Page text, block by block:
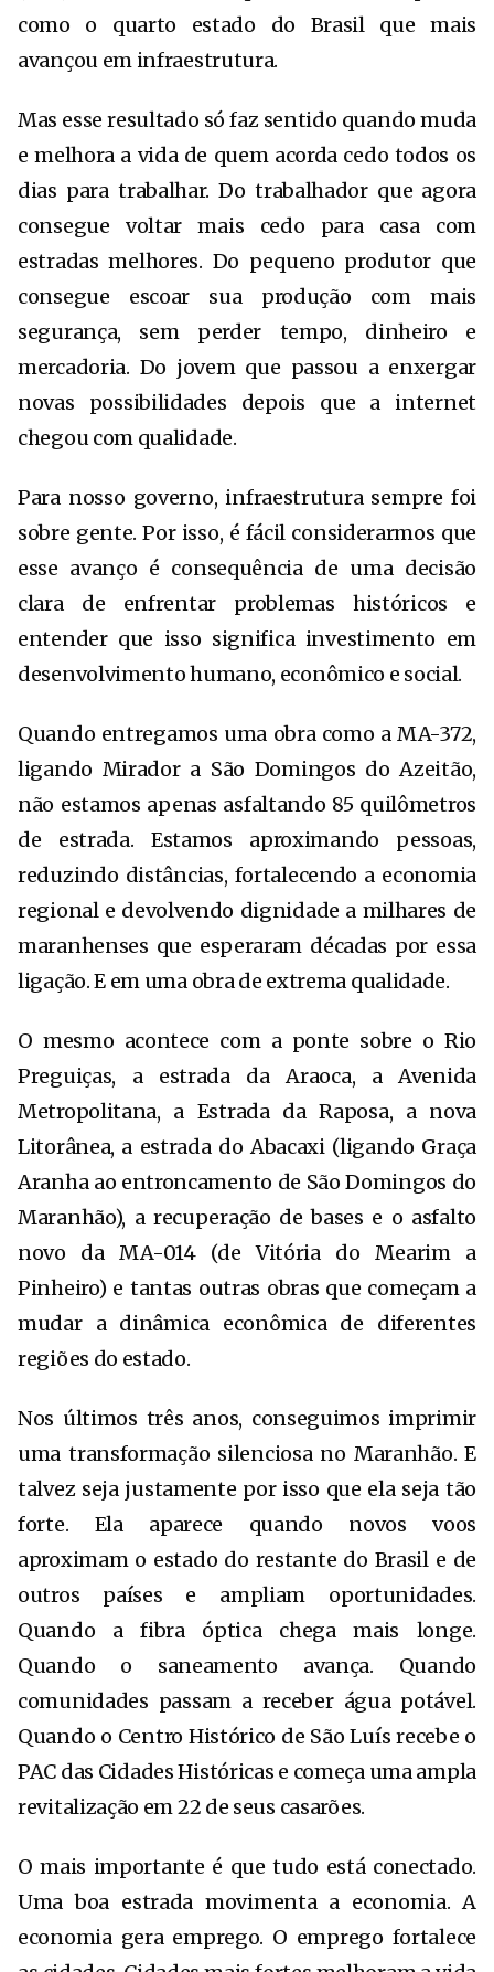
como o quarto estado do Brasil que mais
avançou em infraestrutura.
Mas esse resultado só faz sentido quando muda
e melhora a vida de quem acorda cedo todos os
dias para trabalhar. Do trabalhador que agora
consegue voltar mais cedo para casa com
estradas melhores. Do pequeno produtor que
consegue escoar sua produção com mais
segurança, sem perder tempo, dinheiro e
mercadoria. Do jovem que passou a enxergar
novas possibilidades depois que a internet
chegou com qualidade.
Para nosso governo, infraestrutura sempre foi
sobre gente. Por isso, é fácil considerarmos que
esse avanço é consequência de uma decisão
clara de enfrentar problemas históricos e
entender que isso significa investimento em
desenvolvimento humano, econômico e social.
Quando entregamos uma obra como a MA-372,
ligando Mirador a São Domingos do Azeitão,
não estamos apenas asfaltando 85 quilômetros
de estrada. Estamos aproximando pessoas,
reduzindo distâncias, fortalecendo a economia
regional e devolvendo dignidade a milhares de
maranhenses que esperaram décadas por essa
ligação. E em uma obra de extrema qualidade.
O mesmo acontece com a ponte sobre o Rio
Preguiças, a estrada da Araoca, a Avenida
Metropolitana, a Estrada da Raposa, a nova
Litorânea, a estrada do Abacaxi (ligando Graça
Aranha ao entroncamento de São Domingos do
Maranhão), a recuperação de bases e o asfalto
novo da MA-014 (de Vitória do Mearim a
Pinheiro) e tantas outras obras que começam a
mudar a dinâmica econômica de diferentes
regiões do estado.
Nos últimos três anos, conseguimos imprimir
uma transformação silenciosa no Maranhão. E
talvez seja justamente por isso que ela seja tão
forte. Ela aparece quando novos voos
aproximam o estado do restante do Brasil e de
outros países e ampliam oportunidades.
Quando a fibra óptica chega mais longe.
Quando o saneamento avança. Quando
comunidades passam a receber água potável.
Quando o Centro Histórico de São Luís recebe o
PAC das Cidades Históricas e começa uma ampla
revitalização em 22 de seus casarões.
O mais importante é que tudo está conectado.
Uma boa estrada movimenta a economia. A
economia gera emprego. O emprego fortalece